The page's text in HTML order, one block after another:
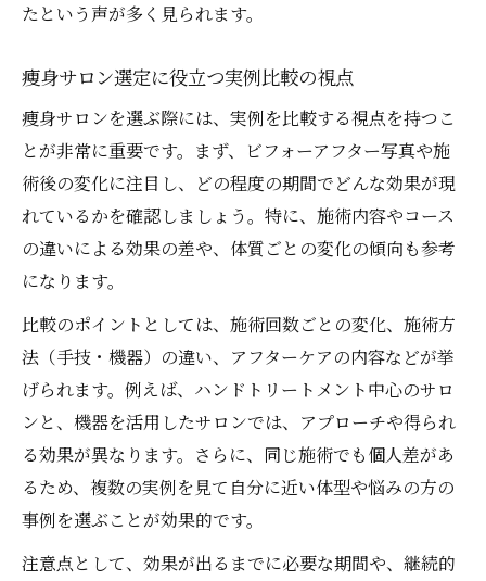
たという声が多く見られます。
痩身サロン選定に役立つ実例比較の視点
痩身サロンを選ぶ際には、実例を比較する視点を持つこ
とが非常に重要です。まず、ビフォーアフター写真や施
術後の変化に注目し、どの程度の期間でどんな効果が現
れているかを確認しましょう。特に、施術内容やコース
の違いによる効果の差や、体質ごとの変化の傾向も参考
になります。
比較のポイントとしては、施術回数ごとの変化、施術方
法（手技・機器）の違い、アフターケアの内容などが挙
げられます。例えば、ハンドトリートメント中心のサロ
ンと、機器を活用したサロンでは、アプローチや得られ
る効果が異なります。さらに、同じ施術でも個人差があ
るため、複数の実例を見て自分に近い体型や悩みの方の
事例を選ぶことが効果的です。
注意点として、効果が出るまでに必要な期間や、継続的